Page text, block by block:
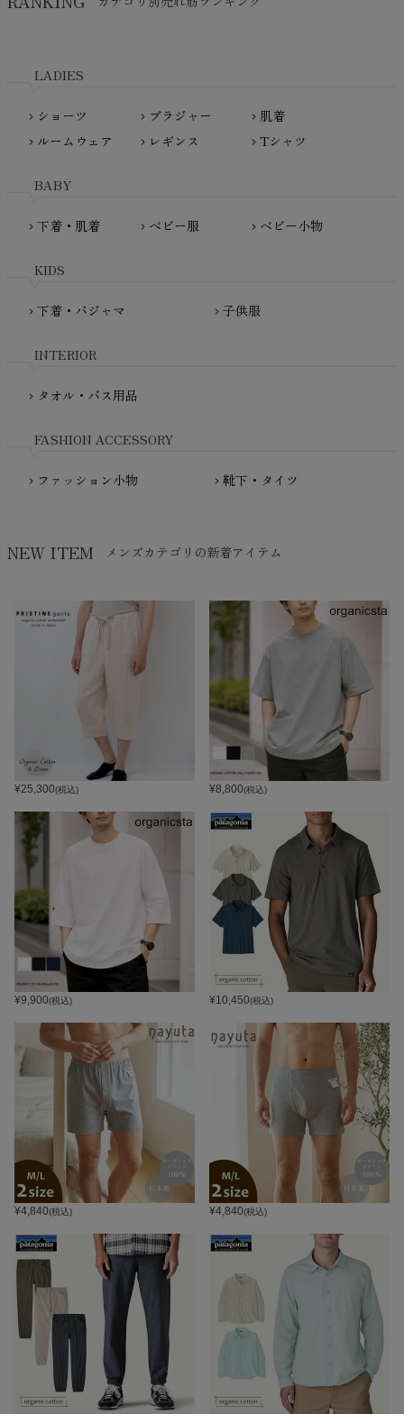
nanadecor（ナナデェコール）
PeopleTree（ピープルツリー）
PRISTINE（プリスティン）
fromF（フロムエフ）
Madame MO（マダムモー）
maggies（マギーズ）
MATONA（マトナ）
mini rodini（ミニロディーニ）
My Little Cozmo（マイリトルコズモ）
NewNative（ニューネイティブ）
LADIES
chevron_right ショーツ chevron_right ブラジャー chevron_right 肌着
chevron_right ルームウェア chevron_right レギンス chevron_rightTシャツ
BABY
chevron_right 下着・肌着 chevron_right ベビー服 chevron_right ベビー小物
KIDS
chevron_right 下着・パジャマ chevron_right 子供服
INTERIOR
chevron_right タオル・バス用品
FASHION ACCESSORY
chevron_right ファッション小物 chevron_right 靴下・タイツ
NEW ITEM メンズカテゴリの新着アイテム
¥25,300(税込) ¥8,800(税込)
¥9,900(税込) ¥10,450(税込)
¥4,840(税込) ¥4,840(税込)